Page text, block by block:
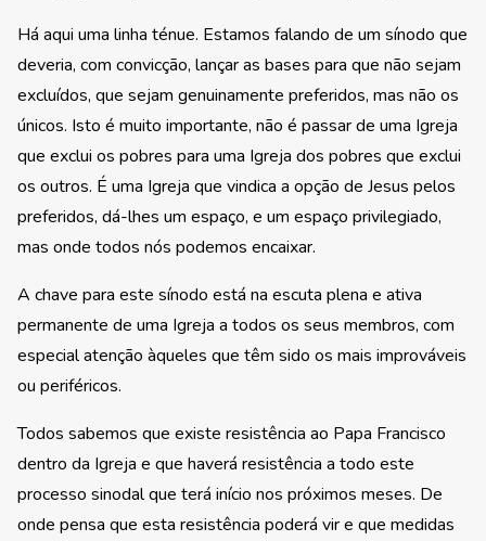
Há aqui uma linha ténue. Estamos falando de um sínodo que
deveria, com convicção, lançar as bases para que não sejam
excluídos, que sejam genuinamente preferidos, mas não os
únicos. Isto é muito importante, não é passar de uma Igreja
que exclui os pobres para uma Igreja dos pobres que exclui
os outros. É uma Igreja que vindica a opção de Jesus pelos
preferidos, dá-lhes um espaço, e um espaço privilegiado,
mas onde todos nós podemos encaixar.
A chave para este sínodo está na escuta plena e ativa
permanente de uma Igreja a todos os seus membros, com
especial atenção àqueles que têm sido os mais improváveis
ou periféricos.
Todos sabemos que existe resistência ao Papa Francisco
dentro da Igreja e que haverá resistência a todo este
processo sinodal que terá início nos próximos meses. De
onde pensa que esta resistência poderá vir e que medidas